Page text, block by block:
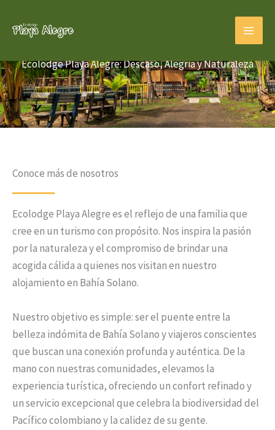
content
Ecolodge Playa Alegre: Descaso, Alegria y Naturaleza
Conoce más de nosotros
Ecolodge Playa Alegre es el reflejo de una familia que
cree en un turismo con propósito. Nos inspira la pasión
por la naturaleza y el compromiso de brindar una
acogida cálida a quienes nos visitan en nuestro
alojamiento en Bahía Solano.
Nuestro objetivo es simple: ser el puente entre la
belleza indómita de Bahía Solano y viajeros conscientes
que buscan una conexión profunda y auténtica. De la
mano con nuestras comunidades, elevamos la
experiencia turística, ofreciendo un confort refinado y
un servicio excepcional que celebra la biodiversidad del
Pacífico colombiano y la calidez de su gente.